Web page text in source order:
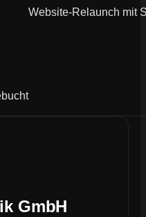
Website-Relaunch mit
GmbH